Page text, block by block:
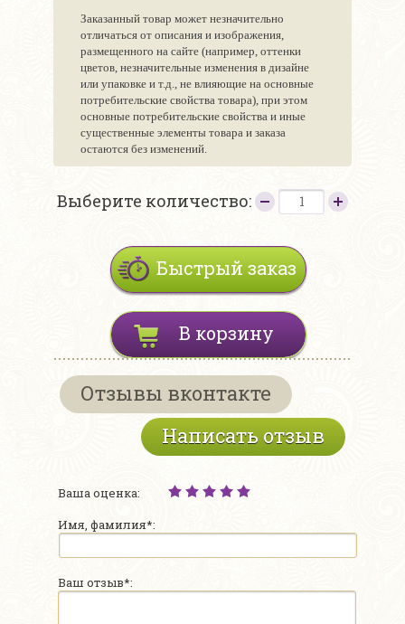
Заказанный товар может незначительно
отличаться от описания и изображения,
размещенного на сайте (например, оттенки
цветов, незначительные изменения в дизайне
или упаковке и т.д., не влияющие на основные
потребительские свойства товара), при этом
основные потребительские свойства и иные
существенные элементы товара и заказа
остаются без изменений.
Выберите количество:
Быстрый заказ
В корзину
Отзывы вконтакте
Написать отзыв
Ваша оценка:
Имя, фамилия*:
Ваш отзыв*: